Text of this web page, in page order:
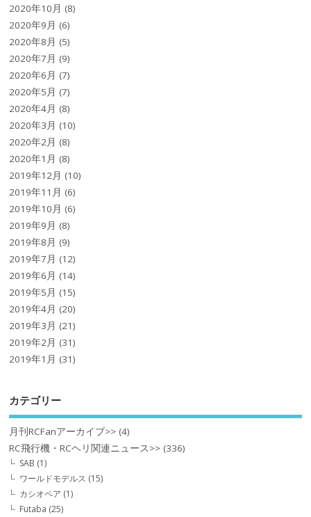
2020年10月 (8)
2020年9月 (6)
2020年8月 (5)
2020年7月 (9)
2020年6月 (7)
2020年5月 (7)
2020年4月 (8)
2020年3月 (10)
2020年2月 (8)
2020年1月 (8)
2019年12月 (10)
2019年11月 (6)
2019年10月 (6)
2019年9月 (8)
2019年8月 (9)
2019年7月 (12)
2019年6月 (14)
2019年5月 (15)
2019年4月 (20)
2019年3月 (21)
2019年2月 (31)
2019年1月 (31)
カテゴリー
月刊RCFanアーカイブ>> (4)
RC飛行機・RCヘリ関連ニュース>> (336)
SAB (1)
ワールドモデルス (15)
カシオペア (1)
Futaba (25)